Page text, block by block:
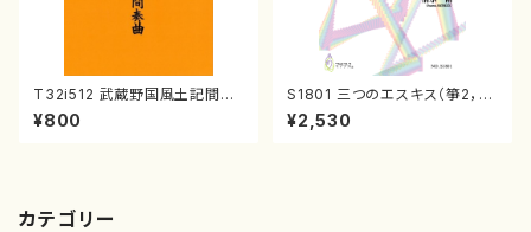
T32i512 武蔵野国風土記間奏
曲（尺八/初代 山川園松/楽譜）
都山流公刊楽譜曲番:2221
¥800
S1801 三つのエスキス（箏2，1
7/清水 脩/楽譜）
¥2,530
カテゴリー